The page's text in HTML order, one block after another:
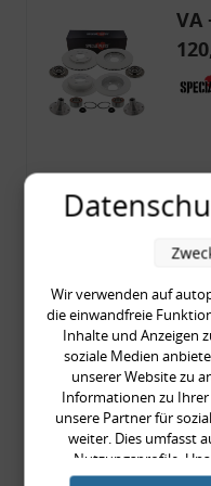
VA
Wir verwenden auf
die einwandfreie
Inhalte und Anzeigen
soziale Medien
unserer Website zu
Informationen zu
unsere Partner für
weiter. Dies umfasst
Nutzungsprofile.
Products) führen